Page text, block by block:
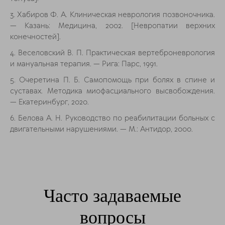
3. Хабиров Ф. А. Клиническая неврология позвоночника.
— Казань: Медицина, 2002. [Невропатии верхних
конечностей].
4. Веселовский В. П. Практическая вертеброневрология
и мануальная терапия. — Рига: Парс, 1991.
5. Очеретина П. Б. Самопомощь при болях в спине и
суставах. Методика миофасциального высвобождения.
— Екатеринбург, 2020.
6. Белова А. Н. Руководство по реабилитации больных с
двигательными нарушениями. — М.: Антидор, 2000.
Часто задаваемые
вопросы